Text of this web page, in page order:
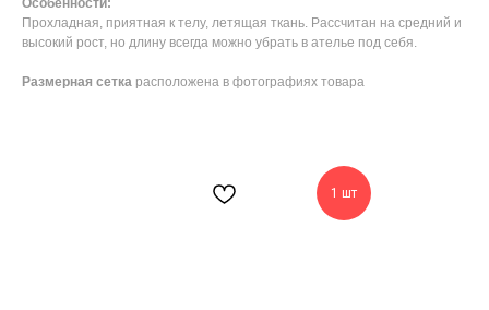
Особенности:
Прохладная, приятная к телу, летящая ткань. Рассчитан на средний и
высокий рост, но длину всегда можно убрать в ателье под себя.
Размерная сетка расположена в фотографиях товара
1 шт